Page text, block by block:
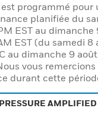
est programmé pour
planifiée du
EST au dimanche
EST (du samedi 8
au dimanche 9
vous
durant cette
AMPLIFIED